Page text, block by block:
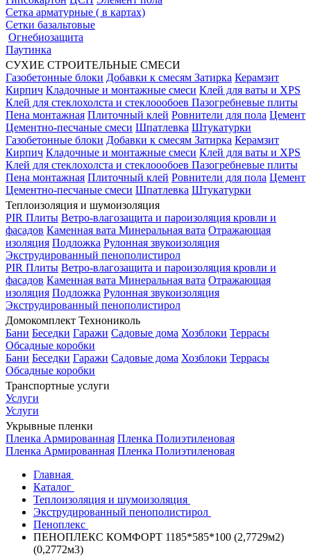
Сетка арматурные ( в картах)
Сетки базальтовые
Огнебиозащита
Паутинка
СУХИЕ СТРОИТЕЛЬНЫЕ СМЕСИ
Газобетонные блоки Добавки к смесям Затирка Керамзит
Кирпич Кладочные и монтажные смеси Клей для ваты и XPS
Клей для стеклохолста и стеклоообоев Пазогребневые плиты
Пена монтажная Плиточный клей Ровнители для пола Цемент
Цементно-песчаные смеси Шпатлевка Штукатурки
Газобетонные блоки Добавки к смесям Затирка Керамзит
Кирпич Кладочные и монтажные смеси Клей для ваты и XPS
Клей для стеклохолста и стеклоообоев Пазогребневые плиты
Пена монтажная Плиточный клей Ровнители для пола Цемент
Цементно-песчаные смеси Шпатлевка Штукатурки
Теплоизоляция и шумоизоляция
PIR Плиты Ветро-влагозащита и пароизоляция кровли и
фасадов Каменная вата Минеральная вата Отражающая
изоляция Подложка Рулонная звукоизоляция
Экструдированный пенополистирол
PIR Плиты Ветро-влагозащита и пароизоляция кровли и
фасадов Каменная вата Минеральная вата Отражающая
изоляция Подложка Рулонная звукоизоляция
Экструдированный пенополистирол
Домокомплект Технониколь
Бани Беседки Гаражи Садовые дома Хозблоки Террасы
Обсадные коробки
Бани Беседки Гаражи Садовые дома Хозблоки Террасы
Обсадные коробки
Транспортные услуги
Услуги
Услуги
Укрывные пленки
Пленка Армированная Пленка Полиэтиленовая
Пленка Армированная Пленка Полиэтиленовая
Главная
Каталог
Теплоизоляция и шумоизоляция
Экструдированный пенополистирол
Пеноплекс
ПЕНОПЛЕКС КОМФОРТ 1185*585*100 (2,7729м2)
(0,2772м3)